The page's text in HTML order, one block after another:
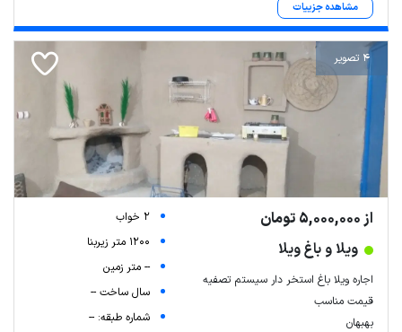
مشاهده جزییات
4 تصویر
از 5,000,000 تومان
ویلا و باغ ویلا
اجاره ویلا باغ استخر دار سیستم تصفیه
قیمت مناسب
بهبهان
2 خواب
1200 متر زیربنا
-- متر زمین
سال ساخت --
شماره طبقه: --